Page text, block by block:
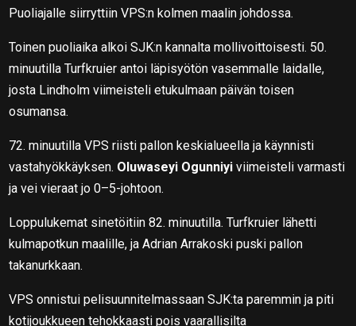
Puoliajalle siirryttiin VPS:n kolmen maalin johdossa.
Toinen puoliaika alkoi SJK:n kannalta mollivoittoisesti. 50.
minuutilla Turfkruier antoi läpisyötön vasemmalle laidalle,
josta Lindholm viimeisteli etukulmaan päivän toisen
osumansa.
72. minuutilla VPS riisti pallon keskialueella ja käynnisti
vastahyökkäyksen. Oluwaseyi Ogunniyi viimeisteli varmasti
ja vei vieraat jo 0–5-johtoon.
Loppulukemat sinetöitiin 82. minuutilla. Turfkruier lähetti
kulmapotkun maalille, ja Adrian Arrakoski puski pallon
takanurkkaan.
VPS onnistui pelisuunnitelmassaan SJK:ta paremmin ja piti
kotijoukkueen tehokkaasti pois vaarallisilta